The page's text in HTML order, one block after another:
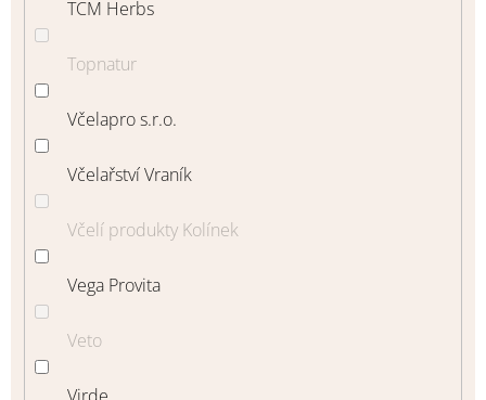
TCM Herbs
Topnatur
Včelapro s.r.o.
Včelařství Vraník
Včelí produkty Kolínek
Vega Provita
Veto